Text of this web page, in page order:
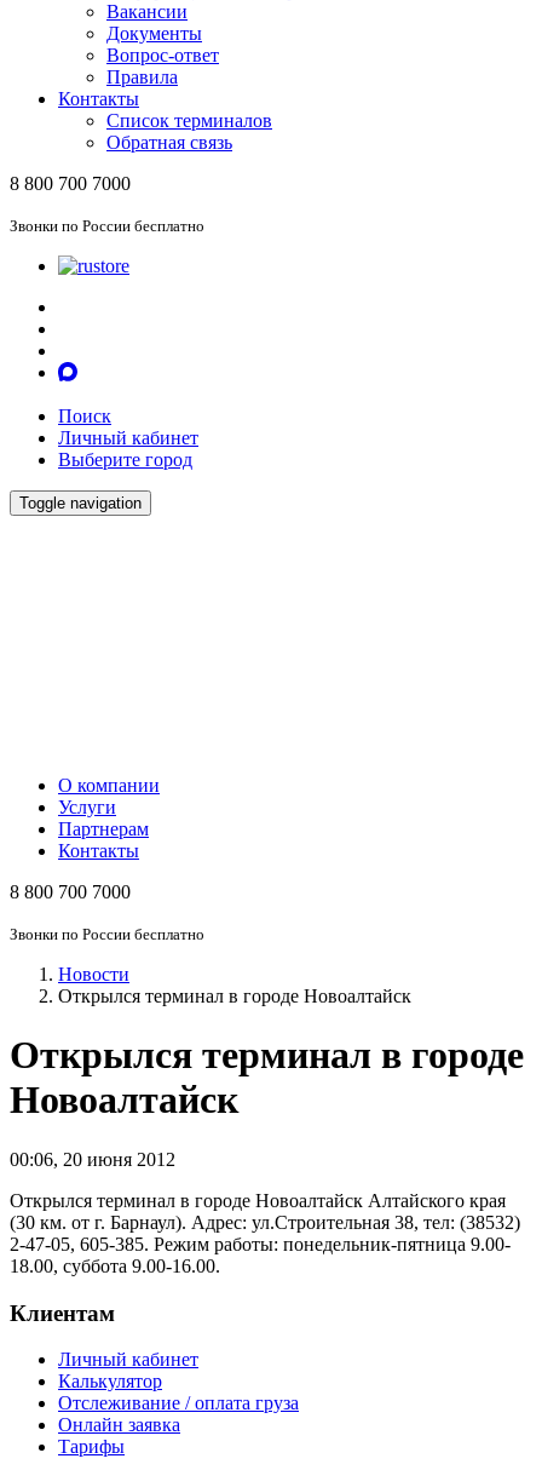
Вакансии
Документы
Вопрос-ответ
Правила
Контакты
Список терминалов
Обратная связь
8 800 700 7000
Звонки по России бесплатно
Поиск
Личный кабинет
Выберите город
Toggle navigation
О компании
Услуги
Партнерам
Контакты
8 800 700 7000
Звонки по России бесплатно
Новости
Открылся терминал в городе Новоалтайск
Открылся терминал в городе
Новоалтайск
00:06, 20 июня 2012
Открылся терминал в городе Новоалтайск Алтайского края
(30 км. от г. Барнаул). Адрес: ул.Строительная 38, тел: (38532)
2-47-05, 605-385. Режим работы: понедельник-пятница 9.00-
18.00, суббота 9.00-16.00.
Клиентам
Личный кабинет
Калькулятор
Отслеживание / оплата груза
Онлайн заявка
Тарифы